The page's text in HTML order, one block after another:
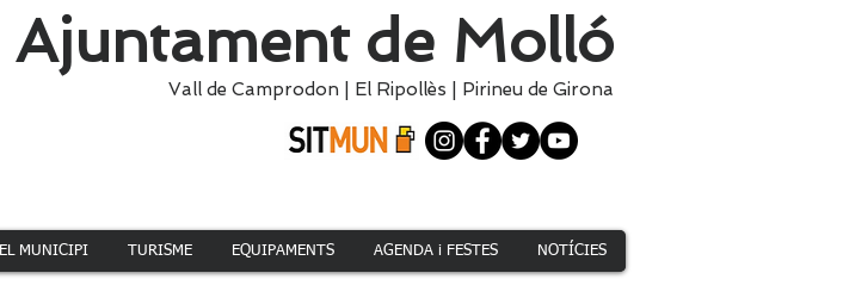
Ajuntament de Molló
Vall de Camprodon El Ripollès Pirineu de Girona
EL MUNICIPI TURISME EQUIPAMENTS AGENDA i FESTES NOTÍCIES